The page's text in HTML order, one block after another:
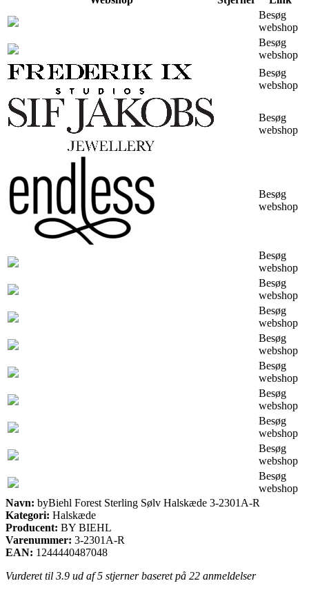
Besøg
webshop
Besøg
webshop
Besøg
webshop
Besøg
webshop
Besøg
webshop
Besøg
webshop
Besøg
webshop
Besøg
webshop
Besøg
webshop
Besøg
webshop
Besøg
webshop
Besøg
webshop
Besøg
webshop
Besøg
webshop
Navn: byBiehl Forest Sterling Sølv Halskæde 3-2301A-R
Kategori: Halskæde
Producent: BY BIEHL
Varenummer: 3-2301A-R
EAN: 1244440487048
Vurderet til 3.9 ud af 5 stjerner baseret på 22 anmeldelser